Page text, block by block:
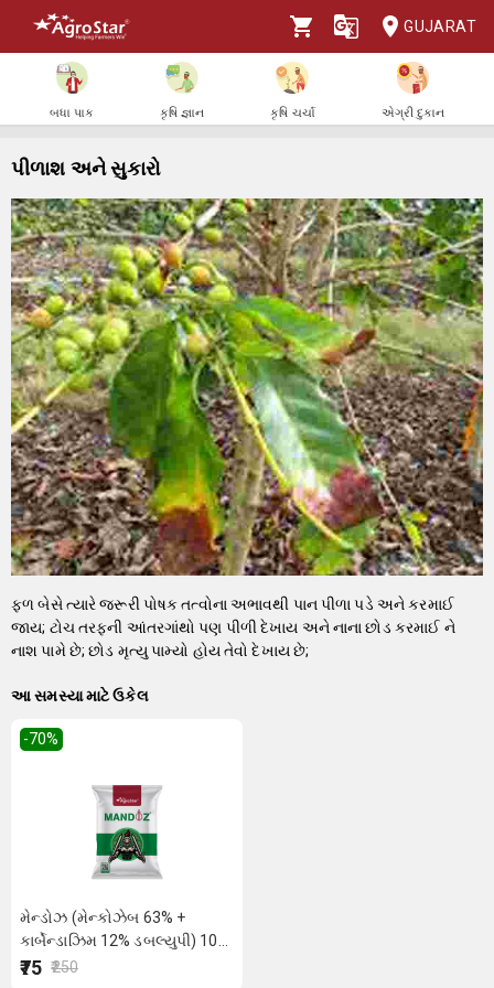
GUJARAT
બધા પાક કૃષિ જ્ઞાન કૃષિ ચર્ચા એગ્રી દુકાન
પીળાશ અને સુકારો
ફળ બેસે ત્યારે જરૂરી પોષક તત્વોના અભાવથી પાન પીળા પડે અને કરમાઈ
જાય; ટોચ તરફની આંતરગાંથો પણ પીળી દેખાય અને નાના છોડ કરમાઈ ને
નાશ પામે છે; છોડ મૃત્યુ પામ્યો હોય તેવો દેખાય છે;
આ સમસ્યા માટે ઉકેલ
-70%
મેન્ડોઝ (મેન્કોઝેબ 63% +
કાર્બેન્ડાઝિમ 12% ડબલ્યુપી) 100
ગ્રામ
₹75 ₹250